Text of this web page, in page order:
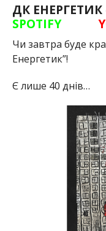
ДК
SPOTIFY
Чи завтра буде
Енергетик”!
Є лише 40 днів…